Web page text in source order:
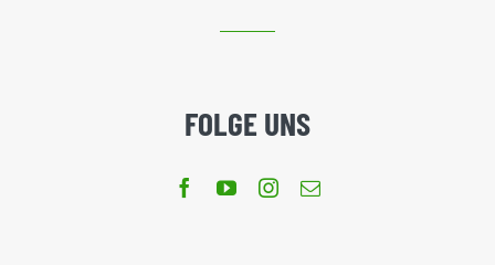
FOLGE UNS